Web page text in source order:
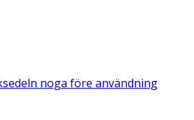
noga före användning